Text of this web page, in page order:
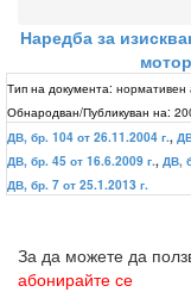
Наредба за
Тип на документа: нормативен
Обнародван/Публикуван на:
ДВ, бр. 104 от 26.11.2004 г.,
ДВ, бр. 45 от 16.6.2009 г., ДВ,
ДВ, бр. 7 от 25.1.2013 г.
За да можете да
абонирайте се